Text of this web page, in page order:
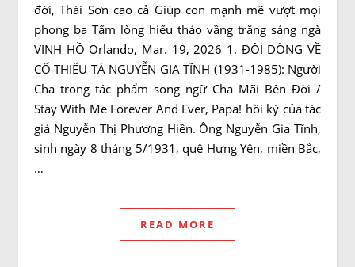
đời, Thái Sơn cao cả Giúp con mạnh mẽ vượt mọi
phong ba Tấm lòng hiếu thảo vầng trăng sáng ngà
VINH HỒ Orlando, Mar. 19, 2026 1. ĐÔI DÒNG VỀ
CỐ THIẾU TÁ NGUYỄN GIA TĨNH (1931-1985): Người
Cha trong tác phẩm song ngữ Cha Mãi Bên Đời /
Stay With Me Forever And Ever, Papa! hồi ký của tác
giả Nguyễn Thị Phương Hiền. Ông Nguyễn Gia Tĩnh,
sinh ngày 8 tháng 5/1931, quê Hưng Yên, miền Bắc,
…
READ MORE